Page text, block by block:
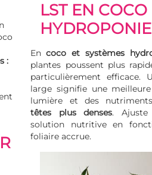
:
LST EN COCO
HYDROPONIE
Encoco etsystèmes
plantes poussent plus
particulièrement efficace.
large signifie une
lumière et des
têtes plus denses. Ajuste
solution nutritive en
foliaire accrue.